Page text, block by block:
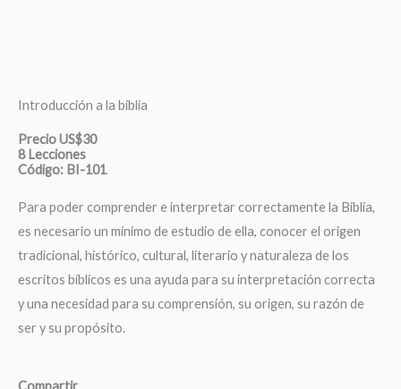
Introducción a la biblia
Precio US$30
8 Lecciones
Código: BI-101
Para poder comprender e interpretar correctamente la Biblia,
es necesario un mínimo de estudio de ella, conocer el origen
tradicional, histórico, cultural, literario y naturaleza de los
escritos bíblicos es una ayuda para su interpretación correcta
y una necesidad para su comprensión, su origen, su razón de
ser y su propósito.